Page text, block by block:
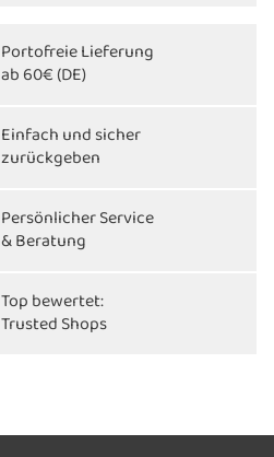
Portofreie Lieferung
ab 60€ (DE)
Einfach und sicher
zurückgeben
Persönlicher Service
& Beratung
Top bewertet:
Trusted Shops